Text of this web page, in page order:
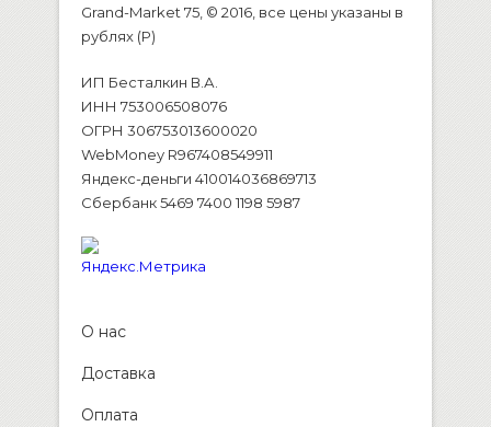
Grand-Market 75, © 2016, все цены указаны в
рублях (P)
ИП Бесталкин В.А.
ИНН 753006508076
ОГРН 306753013600020
WebMoney R967408549911
Яндекс-деньги 410014036869713
Сбербанк 5469 7400 1198 5987
О нас
Доставка
Оплата